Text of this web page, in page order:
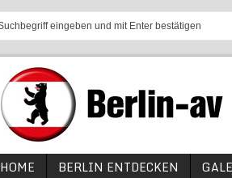
HOME BERLIN ENTDECKEN